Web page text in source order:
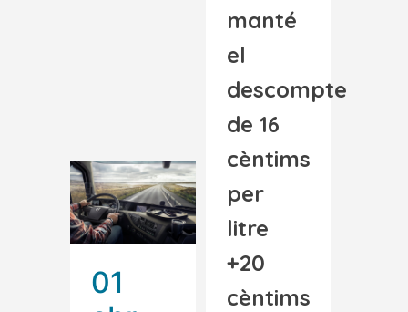
01
manté
el
descompte
de 16
cèntims
per
litre
+20
cèntims